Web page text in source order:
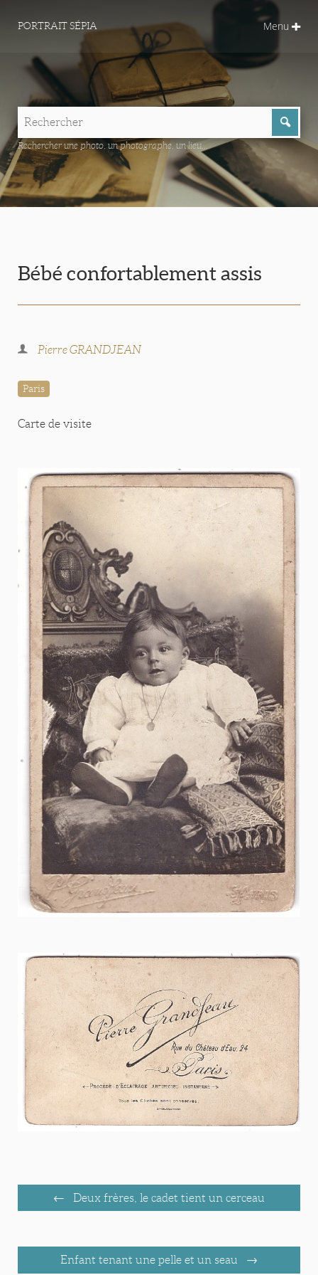
PORTRAIT SÉPIA Menu
Rechercher une photo, un photographe, un lieu...
Bébé confortablement assis
Pierre GRANDJEAN
Paris
Carte de visite
Deux frères, le cadet tient un cerceau
Enfant tenant une pelle et un seau